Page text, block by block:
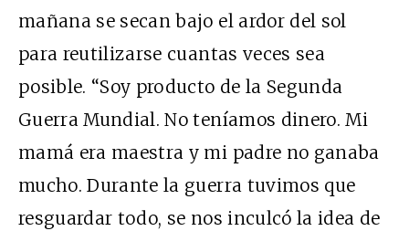
mañana se secan bajo el ardor del sol
para reutilizarse cuantas veces sea
posible. “Soy producto de la Segunda
Guerra Mundial. No teníamos dinero. Mi
mamá era maestra y mi padre no ganaba
mucho. Durante la guerra tuvimos que
resguardar todo, se nos inculcó la idea de